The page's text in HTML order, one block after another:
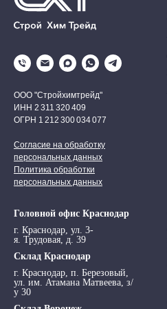
ООО "Стройхимтрейд"
ИНН 2 311 320 409
ОГРН 1 212 300 034 077
Согласие на обработку
персональных данных
Политика обработки
персональных данных
Головной офис Краснодар
г. Краснодар, ул. 3-
я. Трудовая, д. 39
Склад Краснодар
г. Краснодар, п. Березовый,
ул. им. Атамана Матвеева, з/
у 30